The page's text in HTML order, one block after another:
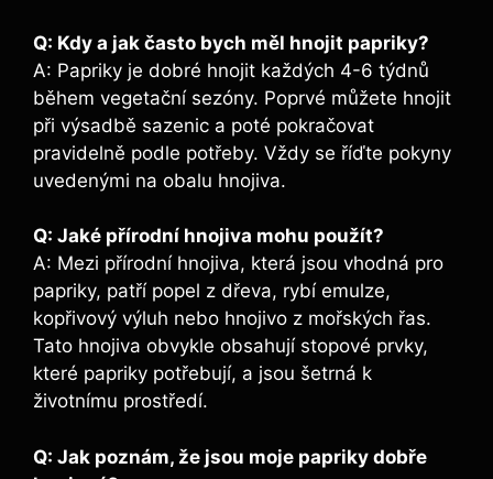
Q: Kdy a jak​ často‌ bych měl hnojit papriky?
A: Papriky je dobré‌ hnojit‌ každých 4-6 týdnů
během vegetační sezóny. ‌Poprvé můžete⁣ hnojit
při výsadbě sazenic a poté pokračovat
pravidelně podle potřeby. Vždy se říďte⁤ pokyny‌
uvedenými na obalu hnojiva.
Q:‍ Jaké přírodní hnojiva mohu použít?
A: Mezi ‍přírodní ‍hnojiva, ‌která ⁢jsou vhodná pro
papriky, patří ⁢popel z dřeva, rybí⁤ emulze,⁢
kopřivový výluh nebo‍ hnojivo ​z mořských řas.
Tato hnojiva obvykle obsahují⁢ stopové prvky,
které papriky ​potřebují, ‌a jsou šetrná k
životnímu prostředí.
Q: Jak poznám, že jsou moje papriky dobře